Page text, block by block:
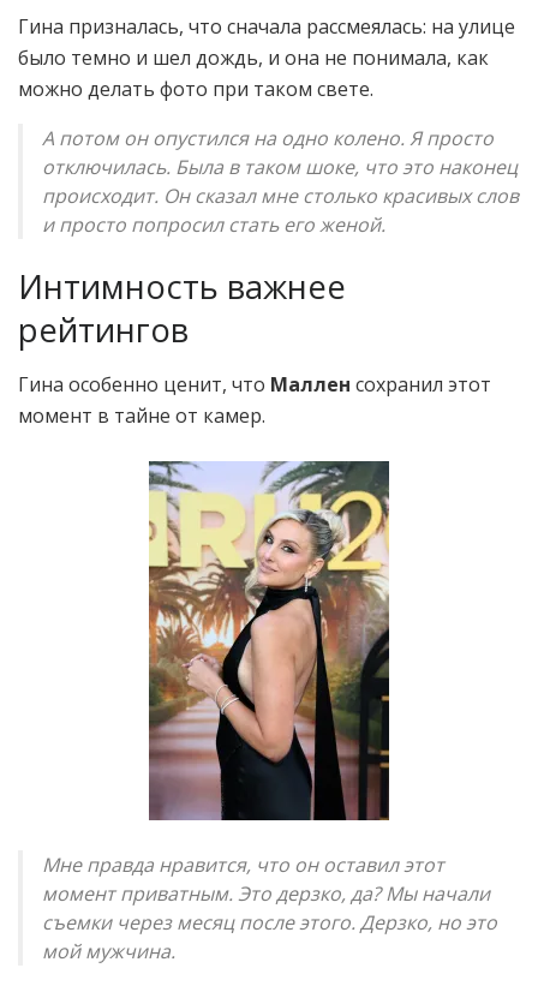
Гина призналась, что сначала рассмеялась: на улице
было темно и шел дождь, и она не понимала, как
можно делать фото при таком свете.
А потом он опустился на одно колено. Я просто
отключилась. Была в таком шоке, что это наконец
происходит. Он сказал мне столько красивых слов
и просто попросил стать его женой.
Интимность важнее
рейтингов
Гина особенно ценит, что Маллен сохранил этот
момент в тайне от камер.
Мне правда нравится, что он оставил этот
момент приватным. Это дерзко, да? Мы начали
съемки через месяц после этого. Дерзко, но это
мой мужчина.